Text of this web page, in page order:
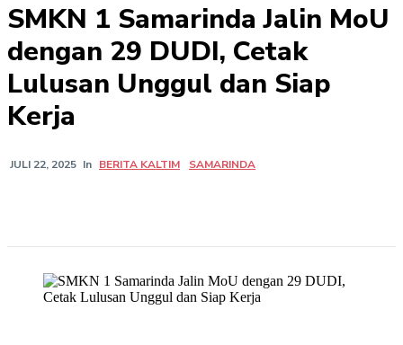
SMKN 1 Samarinda Jalin MoU
dengan 29 DUDI, Cetak
Lulusan Unggul dan Siap
Kerja
JULI 22, 2025 In BERITA KALTIM SAMARINDA